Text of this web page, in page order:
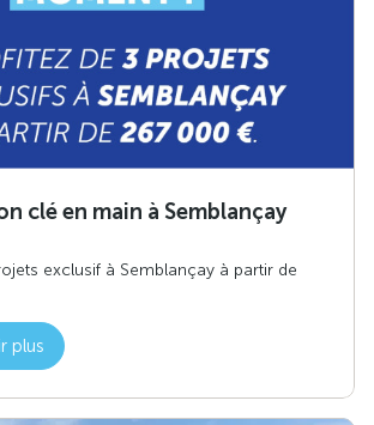
clé en main à Semblançay
exclusif à Semblançay à partir de
plus